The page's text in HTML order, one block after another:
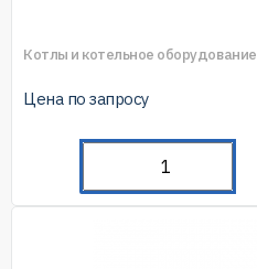
Котлы и котельное оборудование
Цена по запросу